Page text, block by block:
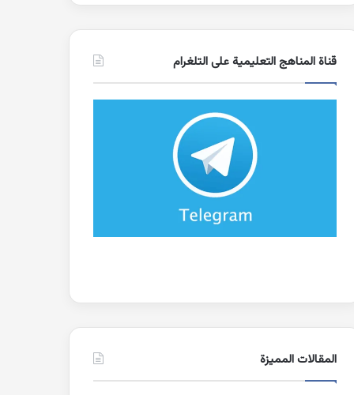
قناة المناهج التعليمية على التلغرام
المقالات المميزة